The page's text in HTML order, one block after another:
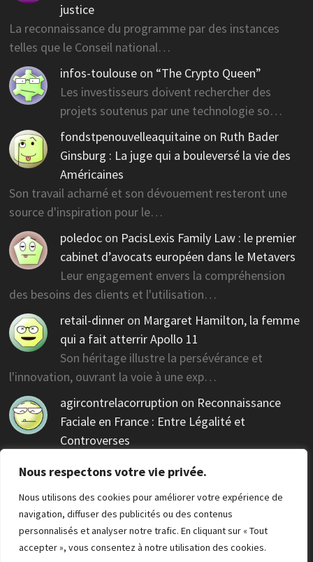
Nous respectons votre vie privée.
Nous utilisons des cookies pour améliorer votre expérience de
navigation, diffuser des publicités ou des contenus
personnalisés et analyser notre trafic. En cliquant sur « Tout
accepter », vous consentez à notre utilisation des cookies.
justice
La reconnaissance du programme par des instances
telles que le Conseil national…
infos-toulouse on “The Crypto Queen”
Les investisseurs doivent rechercher des
projets soutenus par une technologie so…
fondstpenouvelleaquitaine on Ruth Bader
Ginsburg : La juge qui a bouleversé la vie des
Américaines
Son travail acharné et son dévouement resteront une
source d'inspiration pour le…
poledoc on PacisLexis Family Law : le premier
cabinet d’avocats européen dans le Metavers
Leur engagement envers la compréhension
des besoins des clients et l'utilisation…
retail-dinner on Margaret Hamilton, la femme
qui a fait atterrir Apollo 11
Son héritage illustre la persévérance et
l'innovation, ouvrant la voie à une exp…
agircontrelacorruption on Reconnaissance
Faciale en France : Entre Légalité et
Controverses
guider cette technologie contr…